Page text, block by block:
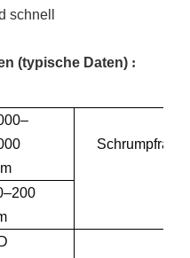
schnell
(typische Daten) :
Schrumpfrate